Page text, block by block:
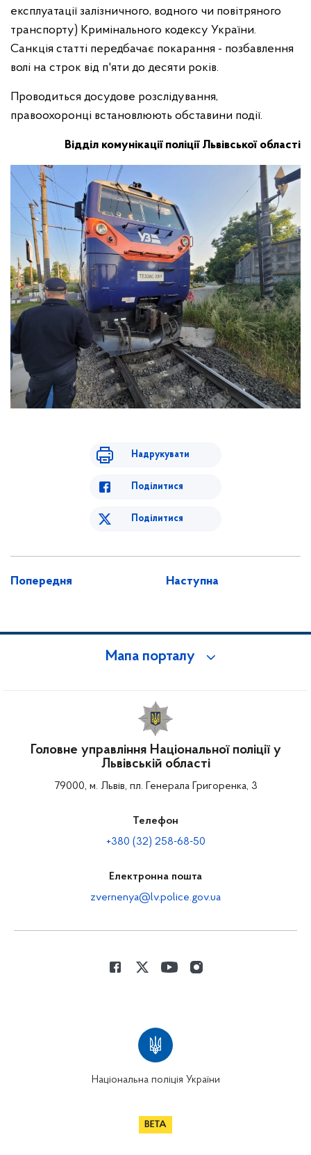
експлуатації залізничного, водного чи повітряного
транспорту) Кримінального кодексу України.
Санкція статті передбачає покарання - позбавлення
волі на строк від п'яти до десяти років.
Проводиться досудове розслідування,
правоохоронці встановлюють обставини події.
Відділ комунікації поліції Львівської області
Надрукувати
Поділитися
Поділитися
Попередня Наступна
Мапа порталу
Головне управління Національної поліції у
Львівській області
79000, м. Львів, пл. Генерала Григоренка, 3
Телефон
+380 (32) 258-68-50
Електронна пошта
zvernenya@lv.police.gov.ua
Національна поліція України